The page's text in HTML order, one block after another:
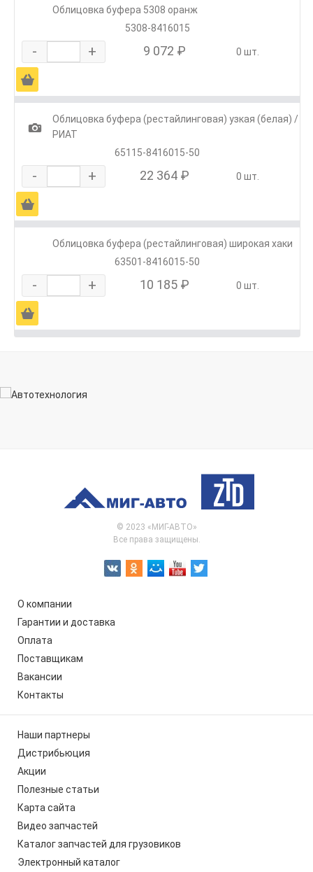
Облицовка буфера 5308 оранж
5308-8416015
- + 9 072 ₽ 0 шт.
Ä
1
Облицовка буфера (рестайлинговая) узкая (белая) /
РИАТ
65115-8416015-50
- + 22 364 ₽ 0 шт.
Ä
Облицовка буфера (рестайлинговая) широкая хаки
63501-8416015-50
- + 10 185 ₽ 0 шт.
Ä
© 2023 «МИГ-АВТО»
Все права защищены.
О компании
Гарантии и доставка
Оплата
Поставщикам
Вакансии
Контакты
Наши партнеры
Дистрибьюция
Акции
Полезные статьи
Карта сайта
Видео запчастей
Каталог запчастей для грузовиков
Электронный каталог